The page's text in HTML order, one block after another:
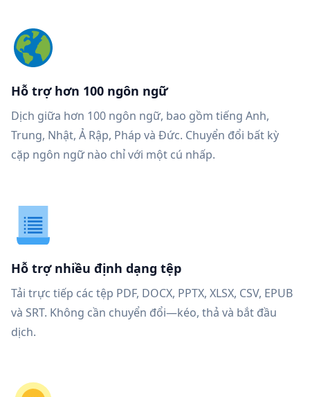
Hỗ trợ hơn 100 ngôn ngữ
Dịch giữa hơn 100 ngôn ngữ, bao gồm tiếng Anh,
Trung, Nhật, Ả Rập, Pháp và Đức. Chuyển đổi bất kỳ
cặp ngôn ngữ nào chỉ với một cú nhấp.
Hỗ trợ nhiều định dạng tệp
Tải trực tiếp các tệp PDF, DOCX, PPTX, XLSX, CSV, EPUB
và SRT. Không cần chuyển đổi—kéo, thả và bắt đầu
dịch.